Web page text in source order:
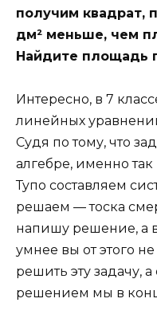
получим квадрат,
дм² меньше, чем
Найдите площадь
Интересно, в 7
линейных
Судя по тому, что
алгебре, именно так
Тупо составляем
решаем — тоска
напишу решение, а
умнее вы от этого
решить эту задачу,
решением мы в